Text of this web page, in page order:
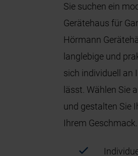
Sie suchen ein
Gerätehaus für
Hörmann
langlebige und
sich individuell an
lässt. Wählen Sie
und gestalten Sie
Ihrem Geschmack.